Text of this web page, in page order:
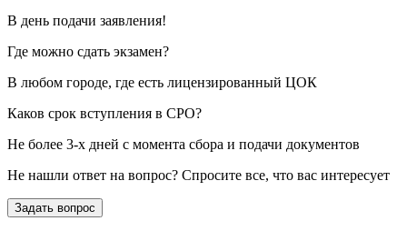
В день подачи заявления!
Где можно сдать экзамен?
В любом городе, где есть лицензированный ЦОК
Каков срок вступления в СРО?
Не более 3-х дней с момента сбора и подачи документов
Не нашли ответ на вопрос? Спросите все, что вас интересует
Задать вопрос